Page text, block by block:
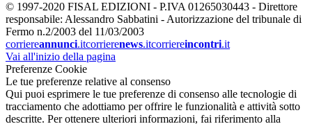
© 1997-2020 FISAL EDIZIONI - P.IVA 01265030443 - Direttore
responsabile: Alessandro Sabbatini - Autorizzazione del tribunale di
Fermo n.2/2003 del 11/03/2003
corriereannunci.itcorrierenews.itcorriereincontri.it
Vai all'inizio della pagina
Preferenze Cookie
Le tue preferenze relative al consenso
Qui puoi esprimere le tue preferenze di consenso alle tecnologie di
tracciamento che adottiamo per offrire le funzionalità e attività sotto
descritte. Per ottenere ulteriori informazioni, fai riferimento alla